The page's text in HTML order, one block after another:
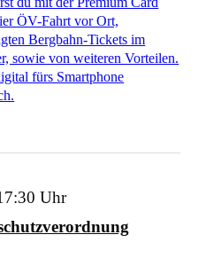
ÖV-Fahrt vor Ort,
Bergbahn-Tickets im
sowie von weiteren Vorteilen.
fürs Smartphone
Uhr